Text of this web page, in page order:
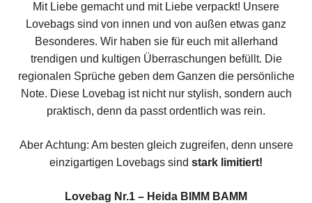
Mit Liebe gemacht und mit Liebe verpackt! Unsere
Lovebags sind von innen und von außen etwas ganz
Besonderes. Wir haben sie für euch mit allerhand
trendigen und kultigen Überraschungen befüllt. Die
regionalen Sprüche geben dem Ganzen die persönliche
Note. Diese Lovebag ist nicht nur stylish, sondern auch
praktisch, denn da passt ordentlich was rein.
Aber Achtung: Am besten gleich zugreifen, denn unsere
einzigartigen Lovebags sind stark limitiert!
Lovebag Nr.1 – Heida BIMM BAMM